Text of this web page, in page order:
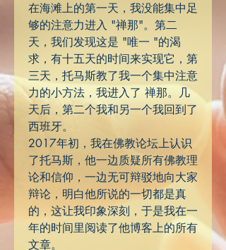
在海滩上的第一天，我没能集中足
够的注意力进入 "禅那"。第二
天，我们发现这是 "唯一 "的渴
求，有十五天的时间来实现它，第
三天，托马斯教了我一个集中注意
力的小方法，我进入了 禅那。几
天后，第二个我和另一个我回到了
西班牙。
2017年初，我在佛教论坛上认识
了托马斯，他一边质疑所有佛教理
论和信仰，一边无可辩驳地向大家
辩论，明白他所说的一切都是真
的，这让我印象深刻，于是我在一
年的时间里阅读了他博客上的所有
文章。